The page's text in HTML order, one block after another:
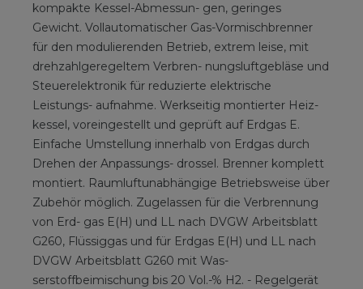
kompakte Kessel-Abmessun- gen, geringes
Gewicht. Vollautomatischer Gas-Vormischbrenner
für den modulierenden Betrieb, extrem leise, mit
drehzahlgeregeltem Verbren- nungsluftgebläse und
Steuerelektronik für reduzierte elektrische
Leistungs- aufnahme. Werkseitig montierter Heiz-
kessel, voreingestellt und geprüft auf Erdgas E.
Einfache Umstellung innerhalb von Erdgas durch
Drehen der Anpassungs- drossel. Brenner komplett
montiert. Raumluftunabhängige Betriebsweise über
Zubehör möglich. Zugelassen für die Verbrennung
von Erd- gas E(H) und LL nach DVGW Arbeitsblatt
G260, Flüssiggas und für Erdgas E(H) und LL nach
DVGW Arbeitsblatt G260 mit Was-
serstoffbeimischung bis 20 Vol.-% H2. - Regelgerät